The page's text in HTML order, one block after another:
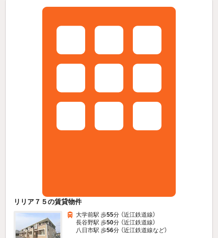
リリア７５の賃貸物件
大学前駅 歩55分 （近江鉄道線）
長谷野駅 歩50分 （近江鉄道線）
八日市駅 歩56分 （近江鉄道線など）